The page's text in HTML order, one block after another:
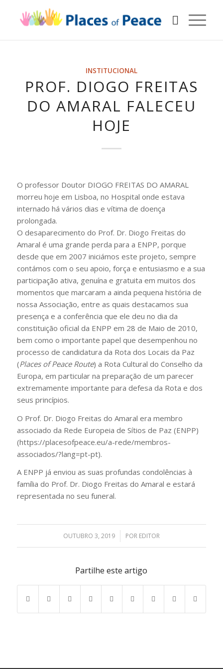
INSTITUCIONAL
PROF. DIOGO FREITAS
DO AMARAL FALECEU
HOJE
O professor Doutor DIOGO FREITAS DO AMARAL
morreu hoje em Lisboa, no Hospital onde estava
internado há vários dias e vítima de doença
prolongada.
O desaparecimento do Prof. Dr. Diogo Freitas do
Amaral é uma grande perda para a ENPP, porque
desde que em 2007 iniciámos este projeto, sempre
contámos com o seu apoio, força e entusiasmo e a sua
participação ativa, genuína e gratuita em muitos dos
momentos que marcaram a ainda pequena história de
nossa Associação, entre as quais destacamos sua
presença e a conferência que ele deu no dia da
constituição oficial da ENPP em 28 de Maio de 2010,
bem como o importante papel que desempenhou no
processo de candidatura da Rota dos Locais da Paz
(Places of Peace Route) a Rota Cultural do Conselho da
Europa, em particular na preparação de um parecer
extremamente importante para defesa da Rota e dos
seus princípios.
O Prof. Dr. Diogo Freitas do Amaral era membro
associado da Rede Europeia de Sítios de Paz (ENPP)
(https://placesofpeace.eu/a-rede/membros-
associados/?lang=pt-pt).
A ENPP já enviou as suas profundas condolências à
família do Prof. Dr. Diogo Freitas do Amaral e estará
representada no seu funeral.
OUTUBRO 3, 2019
/ POR EDITOR
Partilhe este artigo